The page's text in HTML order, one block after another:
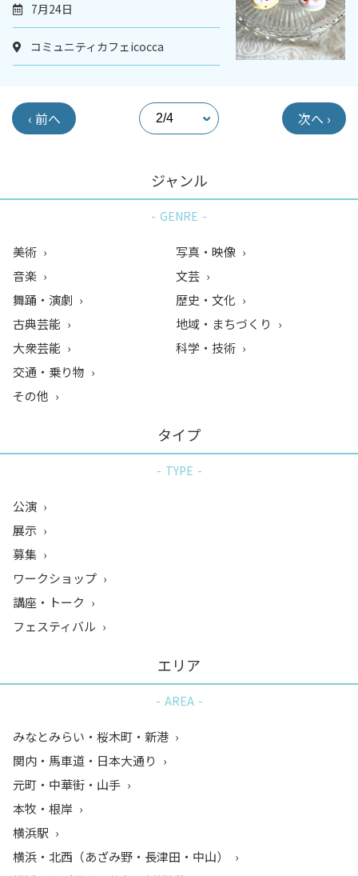
7月24日
コミュニティカフェicocca
‹ 前へ 次へ ›
ジャンル
GENRE
美術
音楽
舞踊・演劇
古典芸能
大衆芸能
写真・映像
文芸
歴史・文化
地域・まちづくり
科学・技術
交通・乗り物
その他
タイプ
TYPE
公演
展示
募集
ワークショップ
講座・トーク
フェスティバル
エリア
AREA
みなとみらい・桜木町・新港
関内・馬車道・日本大通り
元町・中華街・山手
本牧・根岸
横浜駅
横浜・北西（あざみ野・長津田・中山）